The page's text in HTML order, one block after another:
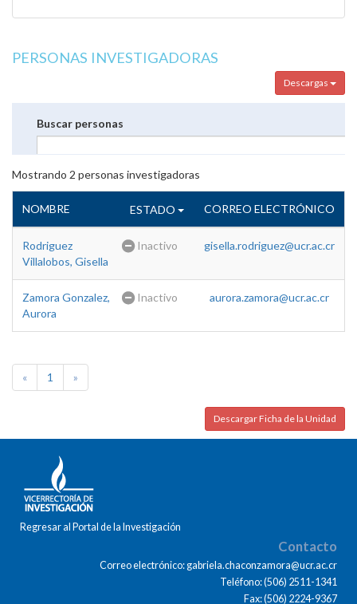
PERSONAS INVESTIGADORAS
Descargas
Buscar personas
Mostrando 2 personas investigadoras
NOMBRE ESTADO CORREO ELECTRÓNICO
Rodriguez
Villalobos, Gisella
Inactivo gisella.rodriguez@ucr.ac.cr
Zamora Gonzalez,
Aurora
Inactivo aurora.zamora@ucr.ac.cr
« 1 »
Descargar Ficha de la Unidad
Regresar al Portal de la Investigación
Contacto
Correo electrónico: gabriela.chaconzamora@ucr.ac.cr
Teléfono: (506) 2511-1341
Fax: (506) 2224-9367